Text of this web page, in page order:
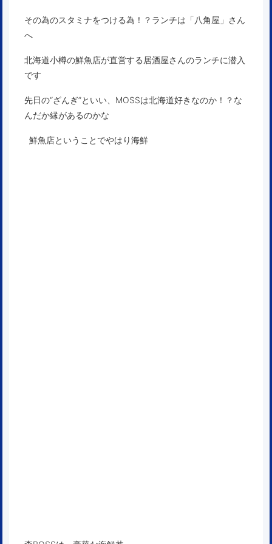
その為のスタミナをつける為！？ランチは「八角屋」さん
へ
北海道小樽の鮮魚店が直営する居酒屋さんのランチに潜入
です
先日の“ざんぎ”といい、MOSSは北海道好きなのか！？な
んだか縁があるのかな
鮮魚店ということでやはり海鮮